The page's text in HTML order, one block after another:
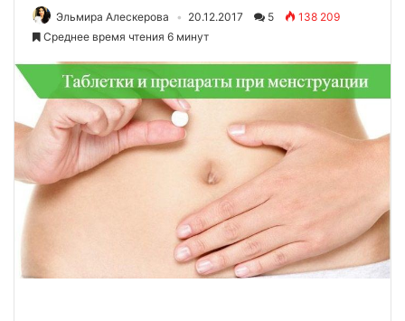
Эльмира Алескерова 20.12.2017 5
138 209
Среднее время чтения 6 минут